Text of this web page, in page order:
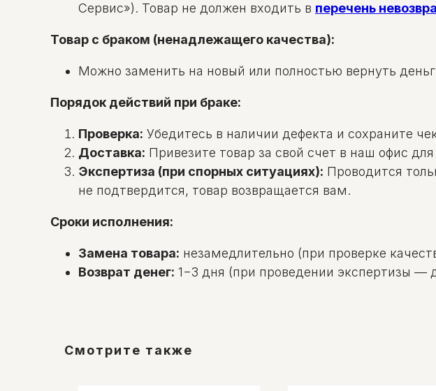
Сервис»). Товар не должен входить в перечень
Товар с браком (ненадлежащего качества):
Можно заменить на новый или полностью вернуть
Порядок действий при браке:
Проверка: Убедитесь в наличии дефекта и сохраните
Доставка: Привезите товар за свой счет в наш офис
Экспертиза (при спорных ситуациях): Проводится
не подтвердится, товар возвращается вам.
Сроки исполнения:
Замена товара: незамедлительно (при проверке
Возврат денег: 1−3 дня (при проведении экспертизы —
Смотрите также